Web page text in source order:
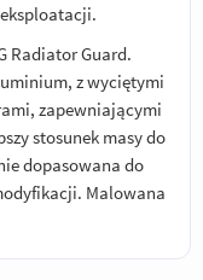
Radiator Guard.
z wyciętymi
zapewniającymi
stosunek masy do
dopasowana do
Malowana